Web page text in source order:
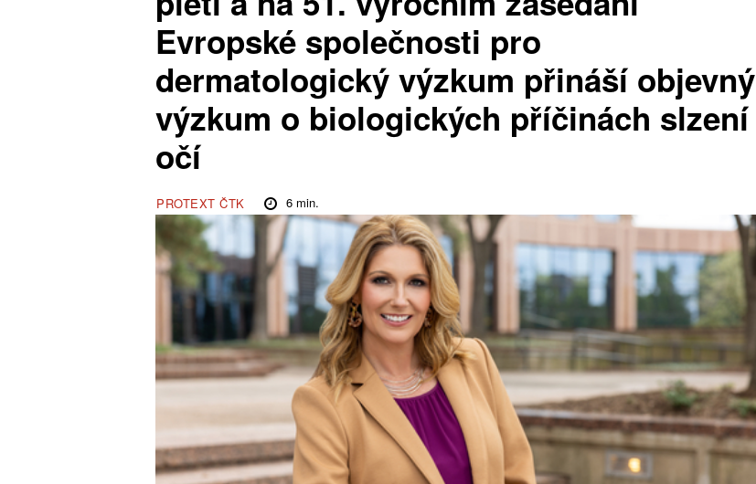
Evropské společnosti pro
dermatologický výzkum přináší objevný
výzkum o biologických příčinách slzení
očí
PROTEXT ČTK 6min.